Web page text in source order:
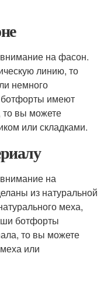
на фасон.
линию, то
немного
имеют
то вы можете
или складками.
на
из натуральной
меха,
ботфорты
то вы можете
или